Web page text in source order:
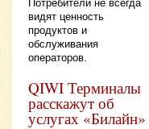
Потребители не всегда
видят ценность
продуктов и
обслуживания
операторов.
QIWI Терминалы
расскажут об
услугах «Билайн»